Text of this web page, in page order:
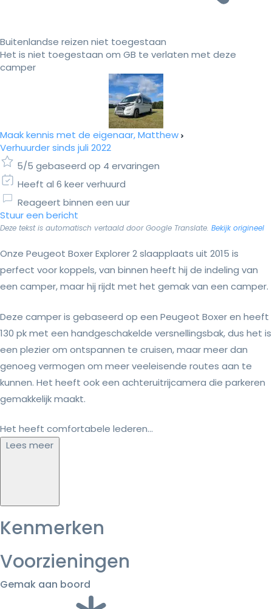
Buitenlandse reizen niet toegestaan
Het is niet toegestaan om GB te verlaten met deze
camper
Maak kennis met de eigenaar, Matthew
Verhuurder sinds juli 2022
5/5 gebaseerd op 4 ervaringen
Heeft al 6 keer verhuurd
Reageert binnen een uur
Stuur een bericht
Deze tekst is automatisch vertaald door Google Translate. Bekijk origineel
Onze Peugeot Boxer Explorer 2 slaapplaats uit 2015 is
perfect voor koppels, van binnen heeft hij de indeling van
een camper, maar hij rijdt met het gemak van een camper.
Deze camper is gebaseerd op een Peugeot Boxer en heeft
130 pk met een handgeschakelde versnellingsbak, dus het is
een plezier om ontspannen te cruisen, maar meer dan
genoeg vermogen om meer veeleisende routes aan te
kunnen. Het heeft ook een achteruitrijcamera die parkeren
gemakkelijk maakt.
Het heeft comfortabele lederen...
Lees meer
Kenmerken
Voorzieningen
Gemak aan boord